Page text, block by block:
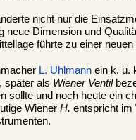
nicht nur die
Dimension und
führte zu einer
L. Uhlmann ein k. u.
später als Wiener Ventil
sollte und noch heute ein
Wiener H. entspricht im